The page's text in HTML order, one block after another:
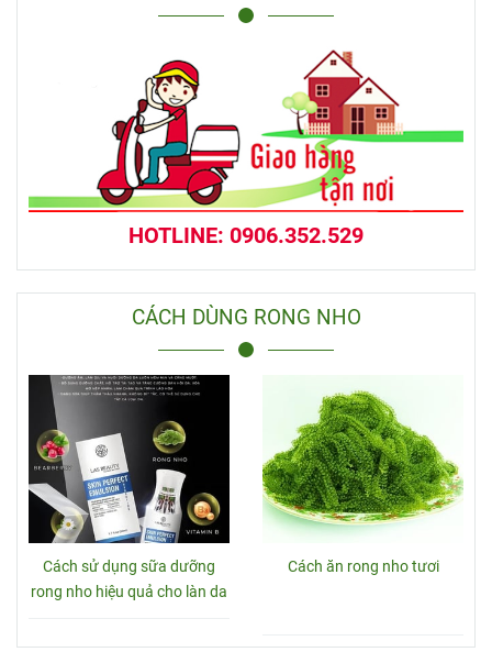
HOTLINE: 0906.352.529
CÁCH DÙNG RONG NHO
Cách sử dụng sữa dưỡng
rong nho hiệu quả cho làn da
Cách ăn rong nho tươi